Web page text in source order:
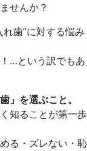
せんか？
歯”に対する悩み
…という訳でもあ
」を選ぶこと。
知ることが第一歩
る・ズレない・恥